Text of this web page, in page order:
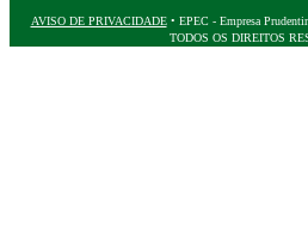
AVISO DE PRIVACIDADE• EPEC - Empresa
TODOS OS DIREITOS